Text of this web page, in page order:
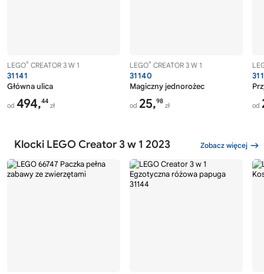
LEGO® CREATOR 3 W 1
31141
Główna ulica
od 494,44
zł
LEGO® CREATOR 3 W 1
31140
Magiczny jednorożec
od 25,98
zł od
Klocki LEGO Creator 3 w 1 2023 Zobacz więcej